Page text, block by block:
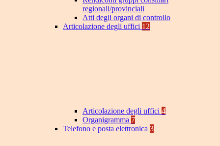
regionali/provinciali
Atti degli organi di controllo
Articolazione degli uffici 12
Articolazione degli uffici 4
Organigramma 7
Telefono e posta elettronica 3